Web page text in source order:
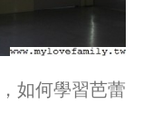
，如何學習芭蕾